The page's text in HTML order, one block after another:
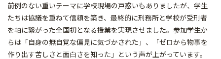
前例のない重いテーマに学校現場の戸惑いもありましたが、学生
たちは協議を重ねて信頼を築き、最終的に刑務所と学校が受刑者
を軸に繋がった全国初となる授業を実現させました。参加学生か
らは「自身の無自覚な偏見に気づかされた」、「ゼロから物事を
作り出す苦しさと面白さを知った」という声が上がっています。